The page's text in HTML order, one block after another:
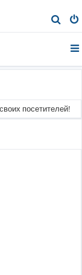
о
посетителей!